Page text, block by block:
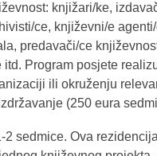
knjižari/ke,
ce, književni/e
predavači/ce
Program posjete
ili okruženju
(250 eura
2 sedmice. Ova